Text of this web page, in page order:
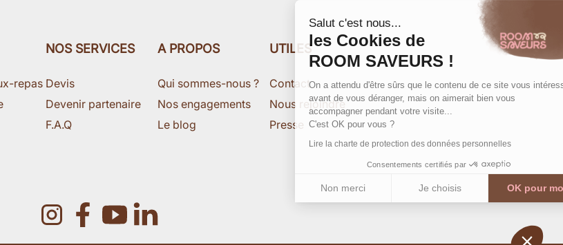
Salut c'est nous...
les Cookies de
ROOM SAVEURS !
On a attendu d'être sûrs que le contenu de ce site vous intéresse
avant de vous déranger, mais on aimerait bien vous
accompagner pendant votre visite...
C'est OK pour vous ?
Lire la charte de protection des données personnelles
Consentements certifiés par
Non merci Je choisis OK pour moi
Notre plateforme vous permet d'adapter et de gérer vos
repas
NOS SERVICES
Devis
Devenir partenaire
F.A.Q
A PROPOS
Qui sommes-nous ?
Nos engagements
Le blog
UTILES
Contact
Nous rejoindre
Presse